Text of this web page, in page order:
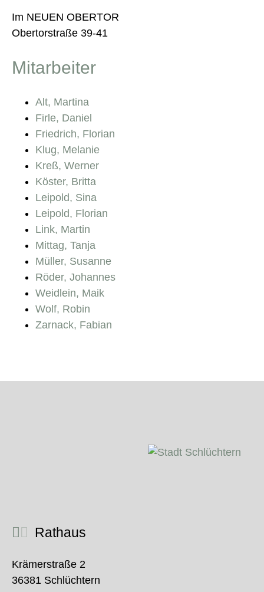
Im NEUEN OBERTOR
Obertorstraße 39-41
Mitarbeiter
Alt, Martina
Firle, Daniel
Friedrich, Florian
Klug, Melanie
Kreß, Werner
Köster, Britta
Leipold, Sina
Leipold, Florian
Link, Martin
Mittag, Tanja
Müller, Susanne
Röder, Johannes
Weidlein, Maik
Wolf, Robin
Zarnack, Fabian
Rathaus
Krämerstraße 2
36381 Schlüchtern